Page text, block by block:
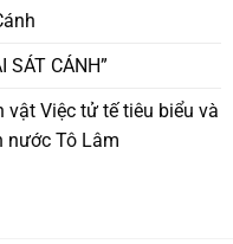
SÁT CÁNH”
vật Việc tử tế tiêu biểu và
nước Tô Lâm